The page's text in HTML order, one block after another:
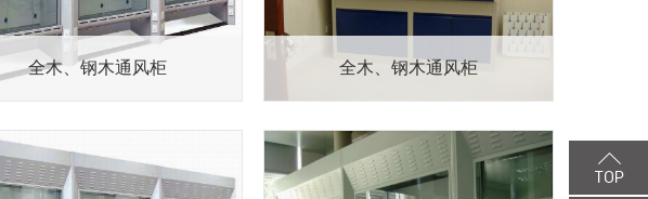
全木、钢木通风柜 全木、钢木通风柜